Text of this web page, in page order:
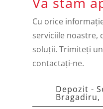
Cu orice
serviciile noastre,
soluții. Trimiteți
contactați-ne.
Depozit -
Bragadiru,